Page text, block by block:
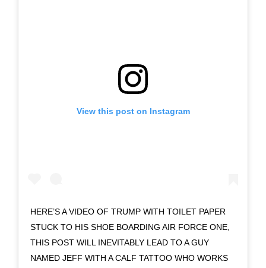
View this post on Instagram
HERE’S A VIDEO OF TRUMP WITH TOILET PAPER
STUCK TO HIS SHOE BOARDING AIR FORCE ONE,
THIS POST WILL INEVITABLY LEAD TO A GUY
NAMED JEFF WITH A CALF TATTOO WHO WORKS